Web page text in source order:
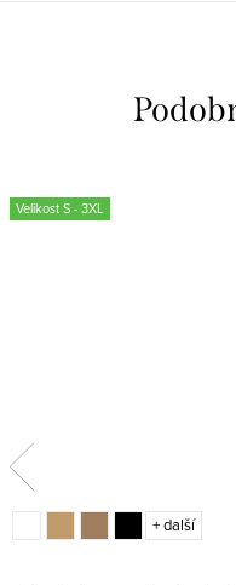
Velikost S - 3XL
+ další